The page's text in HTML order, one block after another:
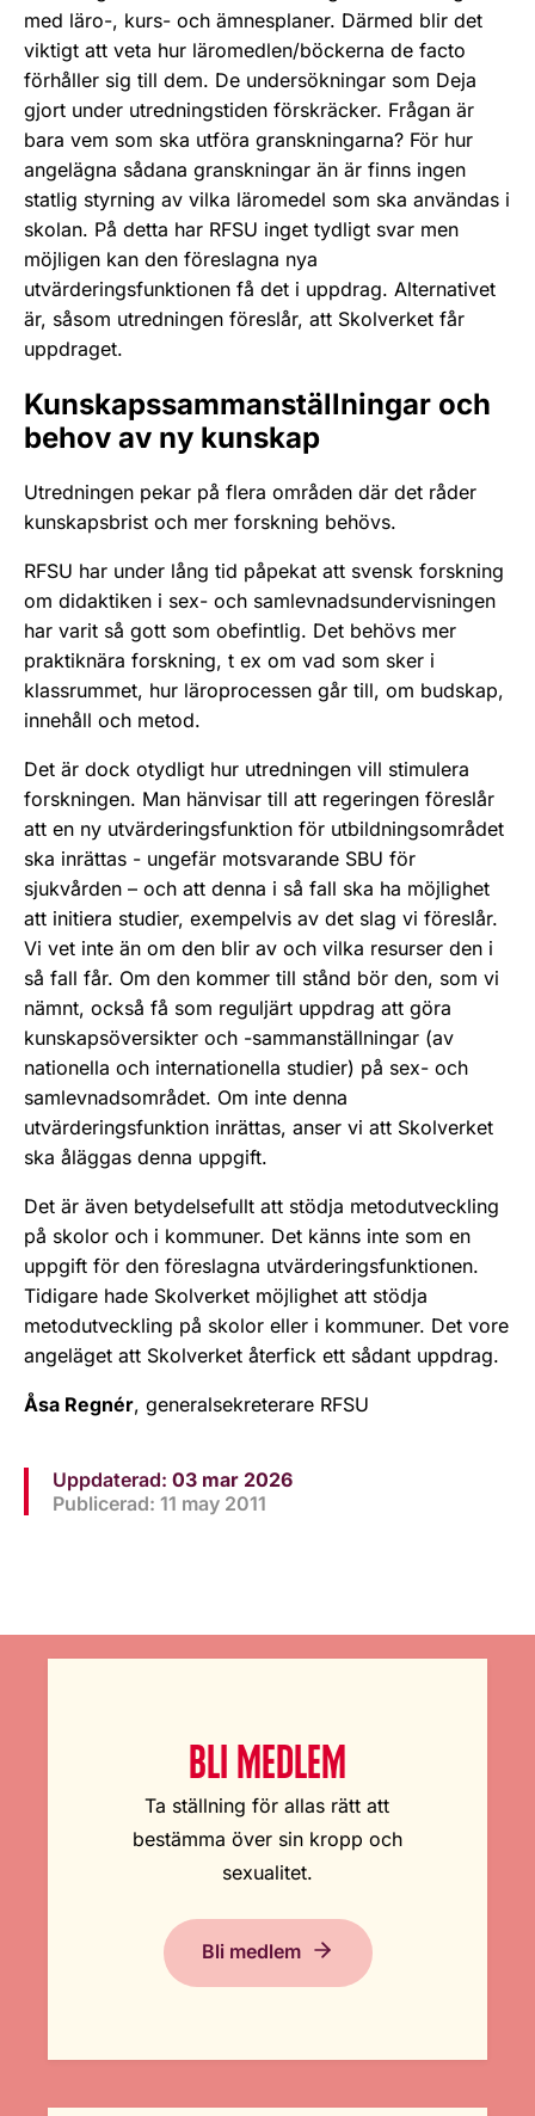
med läro-, kurs- och ämnesplaner. Därmed blir det
viktigt att veta hur läromedlen/böckerna de facto
förhåller sig till dem. De undersökningar som Deja
gjort under utredningstiden förskräcker. Frågan är
bara vem som ska utföra granskningarna? För hur
angelägna sådana granskningar än är finns ingen
statlig styrning av vilka läromedel som ska användas i
skolan. På detta har RFSU inget tydligt svar men
möjligen kan den föreslagna nya
utvärderingsfunktionen få det i uppdrag. Alternativet
är, såsom utredningen föreslår, att Skolverket får
uppdraget.
Kunskapssammanställningar och
behov av ny kunskap
Utredningen pekar på flera områden där det råder
kunskapsbrist och mer forskning behövs.
RFSU har under lång tid påpekat att svensk forskning
om didaktiken i sex- och samlevnadsundervisningen
har varit så gott som obefintlig. Det behövs mer
praktiknära forskning, t ex om vad som sker i
klassrummet, hur läroprocessen går till, om budskap,
innehåll och metod.
Det är dock otydligt hur utredningen vill stimulera
forskningen. Man hänvisar till att regeringen föreslår
att en ny utvärderingsfunktion för utbildningsområdet
ska inrättas - ungefär motsvarande SBU för
sjukvården – och att denna i så fall ska ha möjlighet
att initiera studier, exempelvis av det slag vi föreslår.
Vi vet inte än om den blir av och vilka resurser den i
så fall får. Om den kommer till stånd bör den, som vi
nämnt, också få som reguljärt uppdrag att göra
kunskapsöversikter och -sammanställningar (av
nationella och internationella studier) på sex- och
samlevnadsområdet. Om inte denna
utvärderingsfunktion inrättas, anser vi att Skolverket
ska åläggas denna uppgift.
Det är även betydelsefullt att stödja metodutveckling
på skolor och i kommuner. Det känns inte som en
uppgift för den föreslagna utvärderingsfunktionen.
Tidigare hade Skolverket möjlighet att stödja
metodutveckling på skolor eller i kommuner. Det vore
angeläget att Skolverket återfick ett sådant uppdrag.
Åsa Regnér, generalsekreterare RFSU
Uppdaterad: 03 mar 2026
Publicerad: 11 may 2011
BLI MEDLEM
Ta ställning för allas rätt att
bestämma över sin kropp och
sexualitet.
Bli medlem